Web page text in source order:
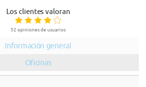
Los clientes valoran
52 opiniones de usuarios
Información general
Oficinas